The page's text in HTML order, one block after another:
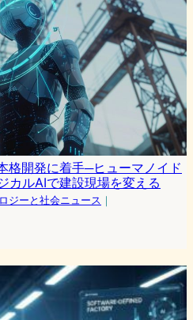
格開発に着手─ヒューマノイド
カルAIで建設現場を変える
ジーと社会ニュース ｜